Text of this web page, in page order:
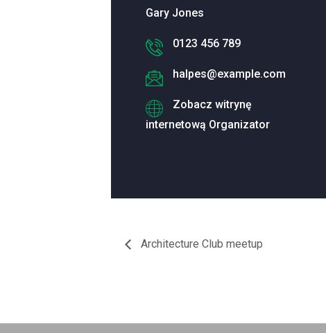
Gary Jones
0123 456 789
halpes@example.com
Zobacz witrynę
internetową Organizator
Architecture Club meetup